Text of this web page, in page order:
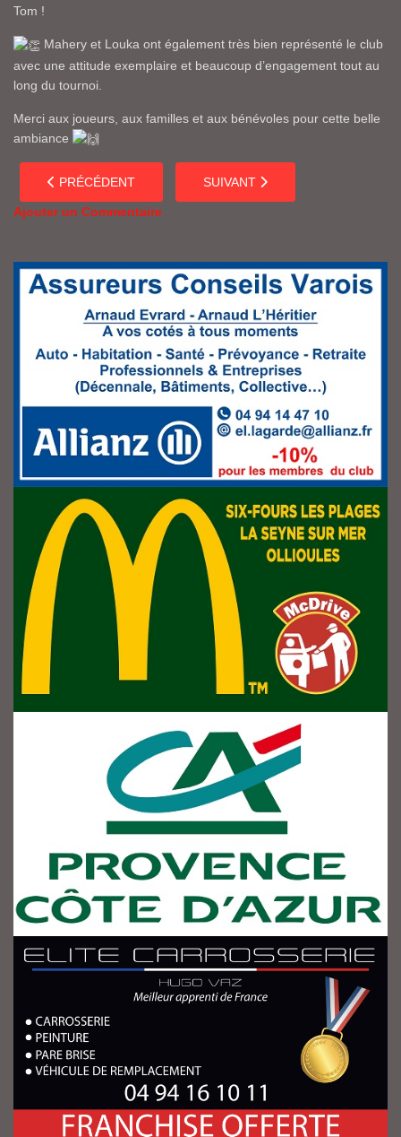
Tom !
Mahery et Louka ont également très bien représenté le club
avec une attitude exemplaire et beaucoup d’engagement tout au
long du tournoi.
Merci aux joueurs, aux familles et aux bénévoles pour cette belle
ambiance
ARTICLE PRÉCÉDENT : FIN DES STAGES
PRÉCÉDENT ARTICLE SUIVANT : FOCUS SUR
SUIVANT
Ajouter un Commentaire